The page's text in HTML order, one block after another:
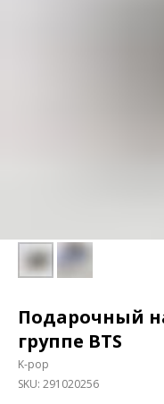
Подарочный
группе BTS
K-pop
SKU: 291020256